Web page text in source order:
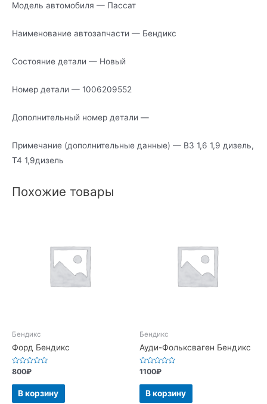
Модель автомобиля — Пассат
Наименование автозапчасти — Бендикс
Состояние детали — Новый
Номер детали — 1006209552
Дополнительный номер детали —
Примечание (дополнительные данные) — В3 1,6 1,9 дизель,
Т4 1,9дизель
Похожие товары
Бендикс
Форд Бендикс
Оценка
из
800₽
В корзину
Бендикс
Ауди-Фольксваген Бендикс
Оценка
из
1100₽
В корзину